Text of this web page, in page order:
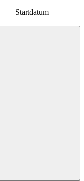
Startdatum